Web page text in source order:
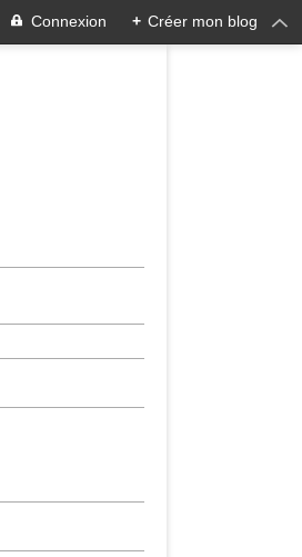
Connexion + Créer mon blog